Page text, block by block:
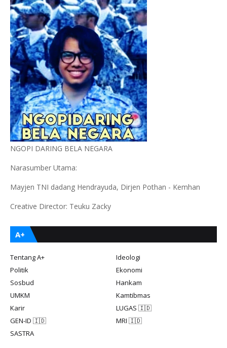
NGOPI DARING BELA NEGARA
Narasumber Utama:
Mayjen TNI dadang Hendrayuda, Dirjen Pothan - Kemhan
Creative Director: Teuku Zacky
A+
Tentang A+
Ideologi
Politik
Ekonomi
Sosbud
Hankam
UMKM
Kamtibmas
Karir
LUGAS 🇮🇩
GEN-ID 🇮🇩
MRI 🇮🇩
SASTRA